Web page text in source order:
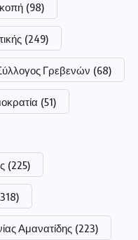
(98)
(249)
Γρεβενών (68)
(51)
(225)
Αμανατίδης (223)